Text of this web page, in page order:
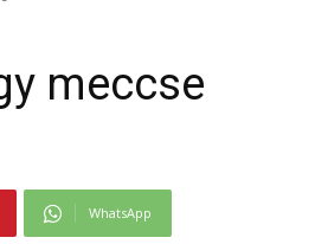
meccse
WhatsApp